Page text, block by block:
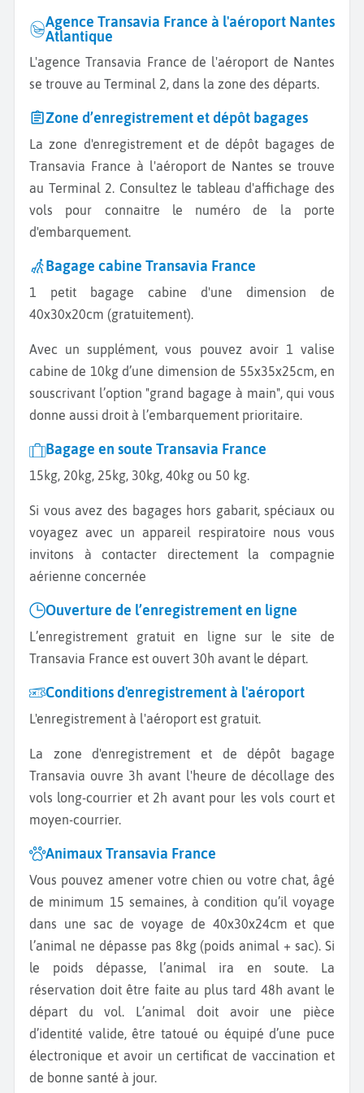
Agence Transavia France à l'aéroport Nantes
Atlantique
L'agence Transavia France de l'aéroport de Nantes
se trouve au Terminal 2, dans la zone des départs.
Zone d’enregistrement et dépôt bagages
La zone d'enregistrement et de dépôt bagages de
Transavia France à l'aéroport de Nantes se trouve
au Terminal 2. Consultez le tableau d'affichage des
vols pour connaitre le numéro de la porte
d'embarquement.
Bagage cabine Transavia France
1 petit bagage cabine d'une dimension de
40x30x20cm (gratuitement).
Avec un supplément, vous pouvez avoir 1 valise
cabine de 10kg d’une dimension de 55x35x25cm, en
souscrivant l’option "grand bagage à main", qui vous
donne aussi droit à l’embarquement prioritaire.
Bagage en soute Transavia France
15kg, 20kg, 25kg, 30kg, 40kg ou 50 kg.
Si vous avez des bagages hors gabarit, spéciaux ou
voyagez avec un appareil respiratoire nous vous
invitons à contacter directement la compagnie
aérienne concernée
Ouverture de l’enregistrement en ligne
L’enregistrement gratuit en ligne sur le site de
Transavia France est ouvert 30h avant le départ.
Conditions d'enregistrement à l'aéroport
L'enregistrement à l'aéroport est gratuit.
La zone d'enregistrement et de dépôt bagage
Transavia ouvre 3h avant l'heure de décollage des
vols long-courrier et 2h avant pour les vols court et
moyen-courrier.
Animaux Transavia France
Vous pouvez amener votre chien ou votre chat, âgé
de minimum 15 semaines, à condition qu’il voyage
dans une sac de voyage de 40x30x24cm et que
l’animal ne dépasse pas 8kg (poids animal + sac). Si
le poids dépasse, l’animal ira en soute. La
réservation doit être faite au plus tard 48h avant le
départ du vol. L’animal doit avoir une pièce
d’identité valide, être tatoué ou équipé d’une puce
électronique et avoir un certificat de vaccination et
de bonne santé à jour.